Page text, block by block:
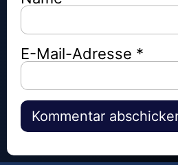
E-Mail-Adresse *
Alternative: